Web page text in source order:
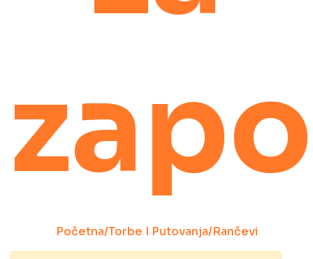
Početna/Torbe I Putovanja/Rančevi